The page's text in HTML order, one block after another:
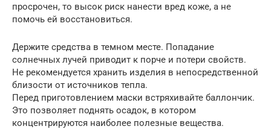
просрочен, то высок риск нанести вред коже, а не
помочь ей восстановиться.
Держите средства в темном месте. Попадание
солнечных лучей приводит к порче и потери свойств.
Не рекомендуется хранить изделия в непосредственной
близости от источников тепла.
Перед приготовлением маски встряхивайте баллончик.
Это позволяет поднять осадок, в котором
концентрируются наиболее полезные вещества.